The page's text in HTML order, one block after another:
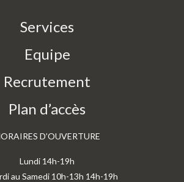
Services
Equipe
Recrutement
Plan d’accès
D’OUVERTURE
Lundi 14h-19h
au Samedi 10h-13h 14h-19h